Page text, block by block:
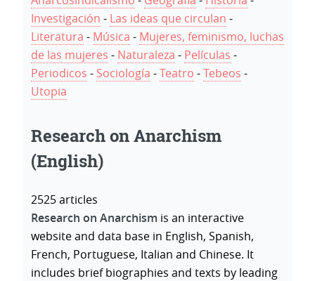
Investigación - Las ideas que circulan -
Literatura - Música - Mujeres, feminismo, luchas
de las mujeres - Naturaleza - Películas -
Periodicos - Sociología -Teatro -Tebeos -
Utopia
Research on Anarchism
(English)
2525 articles
Research on Anarchism is an interactive
website and data base in English, Spanish,
French, Portuguese, Italian and Chinese. It
includes brief biographies and texts by leading